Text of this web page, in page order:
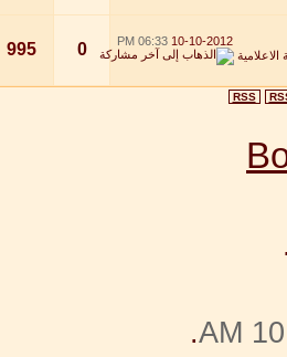
10-10-2012
06:33 PM
الاعلامية
0
995
RSS
.